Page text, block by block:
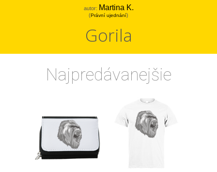
autor: Martina K.
(Právní ujednání)
Gorila
Najpredávanejšie